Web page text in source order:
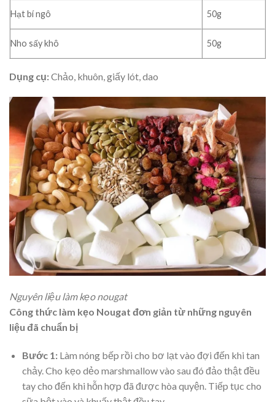
Hạt bí ngô 50g
Nho sấy khô 50g
Dụng cụ:Chảo, khuôn, giấy lót, dao
Nguyên liệu làm kẹo nougat
Công thức làm kẹo Nougat đơn giản từ những nguyên
liệu đã chuẩn bị
Bước 1: Làm nóng bếp rồi cho bơ lạt vào đợi đến khi tan
chảy. Cho kẹo dẻo marshmallow vào sau đó đảo thật đều
tay cho đến khi hỗn hợp đã được hòa quyện. Tiếp tục cho